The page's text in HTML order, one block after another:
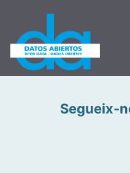
Segueix-